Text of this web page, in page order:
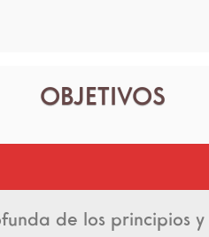
OBJETIVOS
de los principios